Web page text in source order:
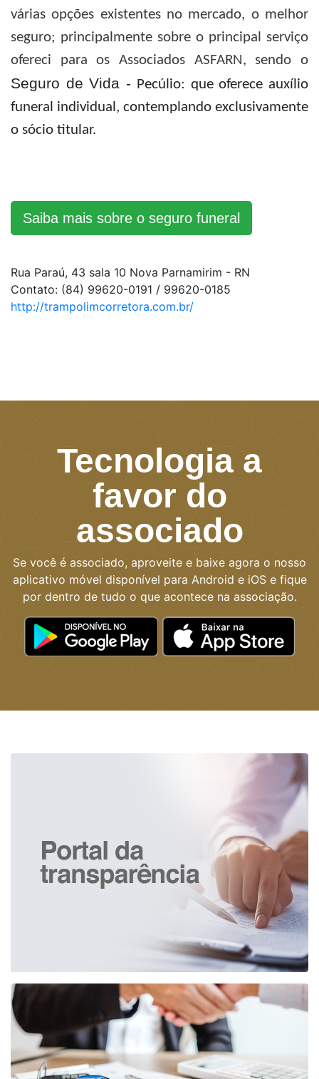
várias opções existentes no mercado, o melhor
seguro; principalmente sobre o principal serviço
ofereci para os Associados ASFARN, sendo o
Seguro de Vida - Pecúlio: que oferece auxílio
funeral individual, contemplando exclusivamente
o sócio titular.
Saiba mais sobre o seguro funeral
Rua Paraú, 43 sala 10 Nova Parnamirim - RN
Contato: (84) 99620-0191 / 99620-0185
http://trampolimcorretora.com.br/
Tecnologia a
favor do
associado
Se você é associado, aproveite e baixe agora o nosso
aplicativo móvel disponível para Android e iOS e fique
por dentro de tudo o que acontece na associação.